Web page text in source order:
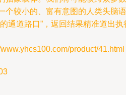
个较小的、富有意图的人类头脑语
通道路口”，返回结果精准道出执
product/41.html